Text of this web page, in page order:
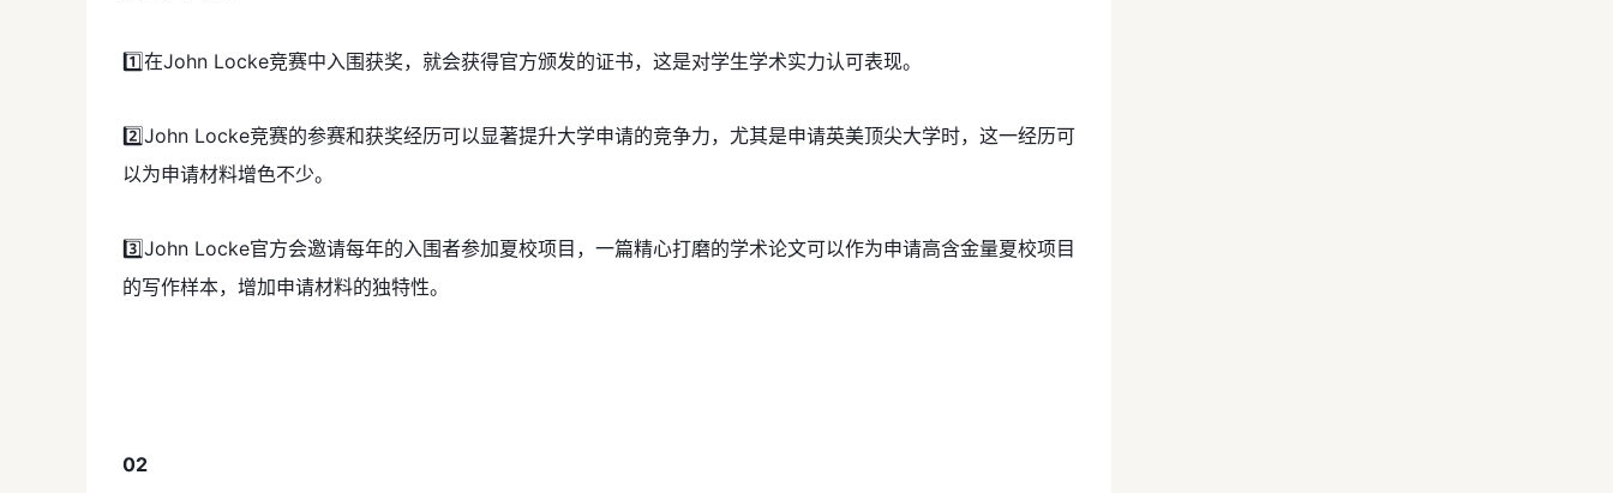
1️⃣在John Locke竞赛中入围获奖，就会获得官方颁发的证书，这是对学生学术实力认可表现。
2️⃣John Locke竞赛的参赛和获奖经历可以显著提升大学申请的竞争力，尤其是申请英美顶尖大学时，这一经历可
以为申请材料增色不少。
3️⃣John Locke官方会邀请每年的入围者参加夏校项目，一篇精心打磨的学术论文可以作为申请高含金量夏校项目
的写作样本，增加申请材料的独特性。
02